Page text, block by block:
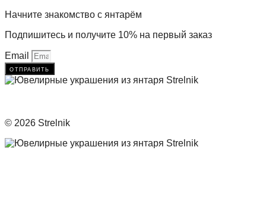
Начните знакомство с янтарём
Подпишитесь и получите 10% на первый заказ
Email
отправить
© 2026 Strelnik